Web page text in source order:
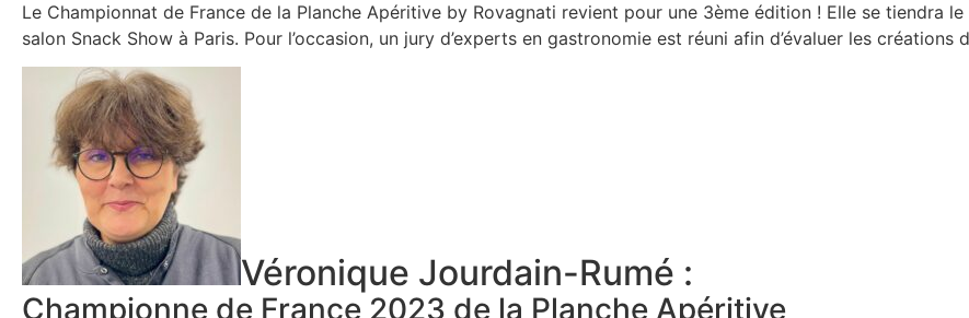
Le Championnat de France de la Planche Apéritive by Rovagnati revient pour une 3ème édition ! Elle se tiendra
salon Snack Show à Paris. Pour l’occasion, un jury d’experts en gastronomie est réuni afin d’évaluer les créations
Véronique Jourdain-Rumé :
Championne de France 2023 de la Planche Apéritive